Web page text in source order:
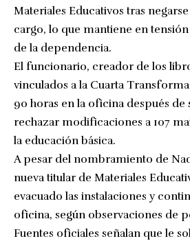
Materiales Educativos tras
cargo, lo que mantiene en
de la dependencia.
El funcionario, creador de los
vinculados a la Cuarta
90 horas en la oficina después
rechazar modificaciones a 107
la educación básica.
A pesar del nombramiento de
nueva titular de Materiales
evacuado las instalaciones y
oficina, según observaciones de
Fuentes oficiales señalan que le